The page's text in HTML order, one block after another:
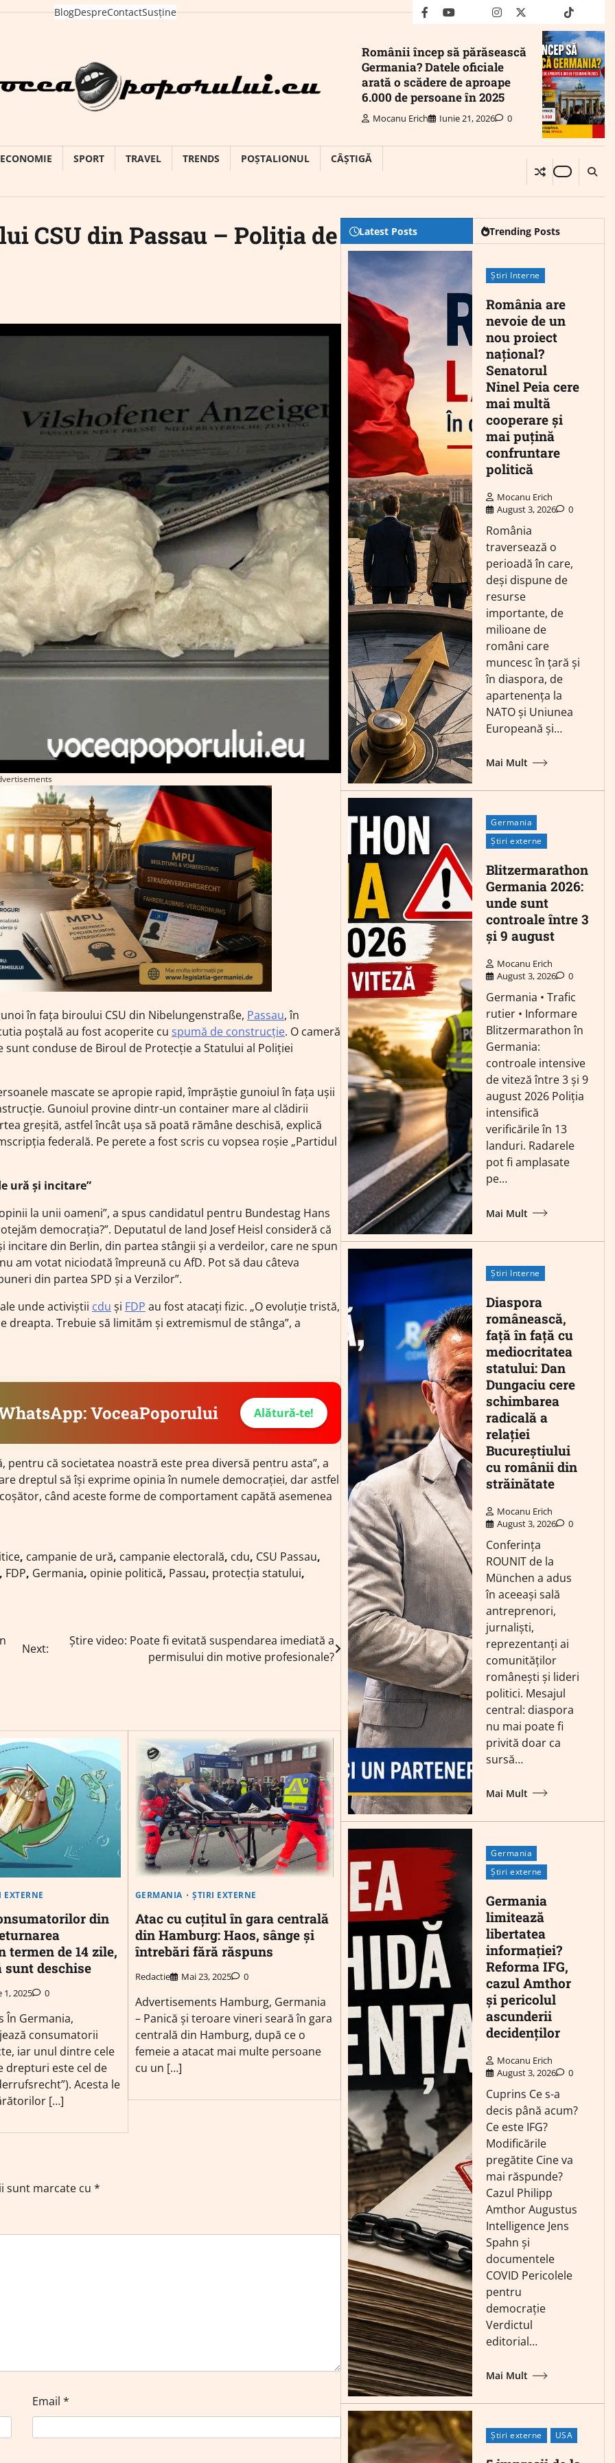
BlogDespreContactSusține facebookyoutubeMailinstagram
twitter truthtiktok
Românii încep să părăsească
Germania? Datele oficiale
arată o scădere de aproape
6.000 de persoane în 2025
Mocanu Erich Iunie 21, 2026 0
ECONOMIE SPORT TRAVEL TRENDS POȘTALIONUL CÂȘTIGĂ
CSU din Passau – Poliția de
în fața biroului CSU din Nibelungenstraße, Passau, în
poștală au fost acoperite cu spumă de construcție. O cameră
conduse de Biroul de Protecție a Statului al Poliției
mascate se apropie rapid, împrăștie gunoiul în fața ușii
Gunoiul provine dintr-un container mare al clădirii
greșită, astfel încât ușa să poată rămâne deschisă, explică
federală. Pe perete a fost scris cu vopsea roșie „Partidul
ură și incitare”
la unii oameni”, a spus candidatul pentru Bundestag Hans
democrația?”. Deputatul de land Josef Heisl consideră că
din Berlin, din partea stângii și a verdeilor, care ne spun
am votat niciodată împreună cu AfD. Pot să dau câteva
din partea SPD și a Verzilor”.
unde activiștii cdu și FDP au fost atacați fizic. „O evoluție tristă,
Trebuie să limităm și extremismul de stânga”, a
VoceaPoporului Alătură-te!
că societatea noastră este prea diversă pentru asta”, a
dreptul să își exprime opinia în numele democrației, dar astfel
când aceste forme de comportament capătă asemenea
, campanie de ură, campanie electorală, cdu, CSU Passau,
, FDP, Germania, opinie politică, Passau, protecția statului,
Next:
Știre video: Poate fi evitată suspendarea imediată a
permisului din motive profesionale?
EXTERNE
din
termen de 14 zile,
sunt deschise
1, 2025 0
În Germania,
consumatorii
iar unul dintre cele
drepturi este cel de
Acesta le
[…]
GERMANIA ȘTIRI EXTERNE
Atac cu cuțitul în gara centrală
din Hamburg: Haos, sânge și
întrebări fără răspuns
Redactie Mai 23, 2025 0
Advertisements Hamburg, Germania
– Panică și teroare vineri seară în gara
centrală din Hamburg, după ce o
femeie a atacat mai multe persoane
cu un […]
sunt marcate cu *
Email *
Latest Posts Trending Posts
Știri Interne
România are
nevoie de un
nou proiect
național?
Senatorul
Ninel Peia cere
mai multă
cooperare și
mai puțină
confruntare
politică
Mocanu Erich
August 3, 2026
0
România
traversează o
perioadă în care,
deși dispune de
resurse
importante, de
milioane de
români care
muncesc în țară și
în diaspora, de
apartenența la
NATO și Uniunea
Europeană și…
Mai Mult
Germania
Știri externe
Blitzermarathon
Germania 2026:
unde sunt
controale între 3
și 9 august
Mocanu Erich
August 3, 2026
0
Germania • Trafic
rutier • Informare
Blitzermarathon în
Germania:
controale intensive
de viteză între 3 și 9
august 2026 Poliția
intensifică
verificările în 13
landuri. Radarele
pot fi amplasate
pe…
Mai Mult
Știri Interne
Diaspora
românească,
față în față cu
mediocritatea
statului: Dan
Dungaciu cere
schimbarea
radicală a
relației
Bucureștiului
cu românii din
străinătate
Mocanu Erich
August 3, 2026
0
Conferința
ROUNIT de la
München a adus
în aceeași sală
antreprenori,
jurnaliști,
reprezentanți ai
comunităților
românești și lideri
politici. Mesajul
central: diaspora
nu mai poate fi
privită doar ca
sursă…
Mai Mult
Germania
Știri externe
Germania
limitează
libertatea
informației?
Reforma IFG,
cazul Amthor
și pericolul
ascunderii
decidenților
Mocanu Erich
August 3, 2026
0
Cuprins Ce s-a
decis până acum?
Ce este IFG?
Modificările
pregătite Cine va
mai răspunde?
Cazul Philipp
Amthor Augustus
Intelligence Jens
Spahn și
documentele
COVID Pericolele
pentru
democrație
Verdictul
editorial…
Mai Mult
Știri externe USA